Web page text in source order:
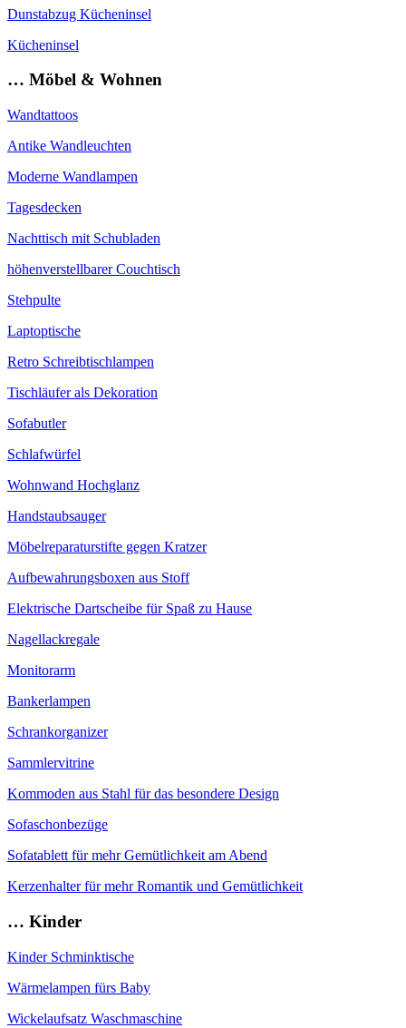
Dunstabzug Kücheninsel
Kücheninsel
… Möbel & Wohnen
Wandtattoos
Antike Wandleuchten
Moderne Wandlampen
Tagesdecken
Nachttisch mit Schubladen
höhenverstellbarer Couchtisch
Stehpulte
Laptoptische
Retro Schreibtischlampen
Tischläufer als Dekoration
Sofabutler
Schlafwürfel
Wohnwand Hochglanz
Handstaubsauger
Möbelreparaturstifte gegen Kratzer
Aufbewahrungsboxen aus Stoff
Elektrische Dartscheibe für Spaß zu Hause
Nagellackregale
Monitorarm
Bankerlampen
Schrankorganizer
Sammlervitrine
Kommoden aus Stahl für das besondere Design
Sofaschonbezüge
Sofatablett für mehr Gemütlichkeit am Abend
Kerzenhalter für mehr Romantik und Gemütlichkeit
… Kinder
Kinder Schminktische
Wärmelampen fürs Baby
Wickelaufsatz Waschmaschine